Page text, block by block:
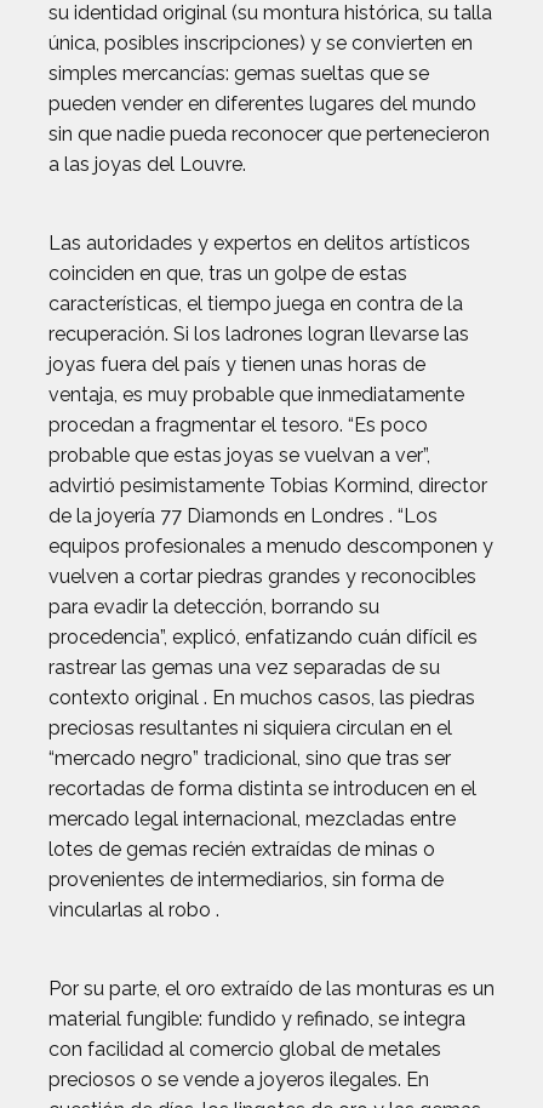
su identidad original (su montura histórica, su talla
única, posibles inscripciones) y se convierten en
simples mercancías: gemas sueltas que se
pueden vender en diferentes lugares del mundo
sin que nadie pueda reconocer que pertenecieron
a las joyas del Louvre.
Las autoridades y expertos en delitos artísticos
coinciden en que, tras un golpe de estas
características, el tiempo juega en contra de la
recuperación. Si los ladrones logran llevarse las
joyas fuera del país y tienen unas horas de
ventaja, es muy probable que inmediatamente
procedan a fragmentar el tesoro. “Es poco
probable que estas joyas se vuelvan a ver”,
advirtió pesimistamente Tobias Kormind, director
de la joyería 77 Diamonds en Londres . “Los
equipos profesionales a menudo descomponen y
vuelven a cortar piedras grandes y reconocibles
para evadir la detección, borrando su
procedencia”, explicó, enfatizando cuán difícil es
rastrear las gemas una vez separadas de su
contexto original . En muchos casos, las piedras
preciosas resultantes ni siquiera circulan en el
“mercado negro” tradicional, sino que tras ser
recortadas de forma distinta se introducen en el
mercado legal internacional, mezcladas entre
lotes de gemas recién extraídas de minas o
provenientes de intermediarios, sin forma de
vincularlas al robo .
Por su parte, el oro extraído de las monturas es un
material fungible: fundido y refinado, se integra
con facilidad al comercio global de metales
preciosos o se vende a joyeros ilegales. En